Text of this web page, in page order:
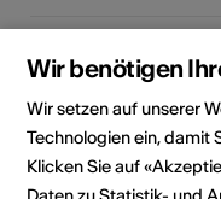
Veranstalter
Wir benötigen
Wir setzen auf unserer
Technologien ein, damit
Klicken Sie auf